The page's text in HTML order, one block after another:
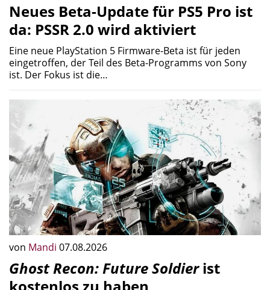
Neues Beta-Update für PS5 Pro ist
da: PSSR 2.0 wird aktiviert
Eine neue PlayStation 5 Firmware-Beta ist für jeden
eingetroffen, der Teil des Beta-Programms von Sony
ist. Der Fokus ist die…
von Mandi 07.08.2026
Ghost Recon: Future Soldierist